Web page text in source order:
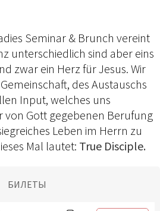
Seminar & Brunch vereint
unterschiedlich sind aber eins
zwar ein Herz für Jesus. Wir
des Austauschs
Input, welches uns
von Gott gegebenen Berufung
Leben im Herrn zu
Mal lautet: True Disciple.
БИЛЕТЫ